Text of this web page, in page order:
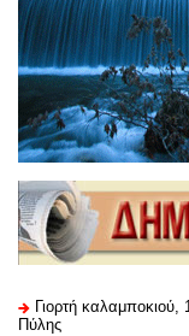
Γιορτή
Πύλης